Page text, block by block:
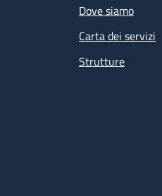
Dove siamo
Carta dei servizi
Strutture